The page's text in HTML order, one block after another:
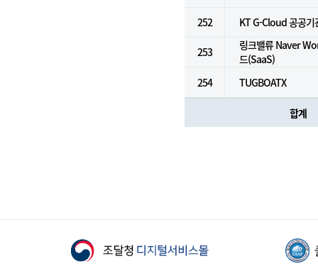
252 KT G-Cloud 공공기
253
링크밸류 Naver
드(SaaS)
254
TUGBOATX
합계